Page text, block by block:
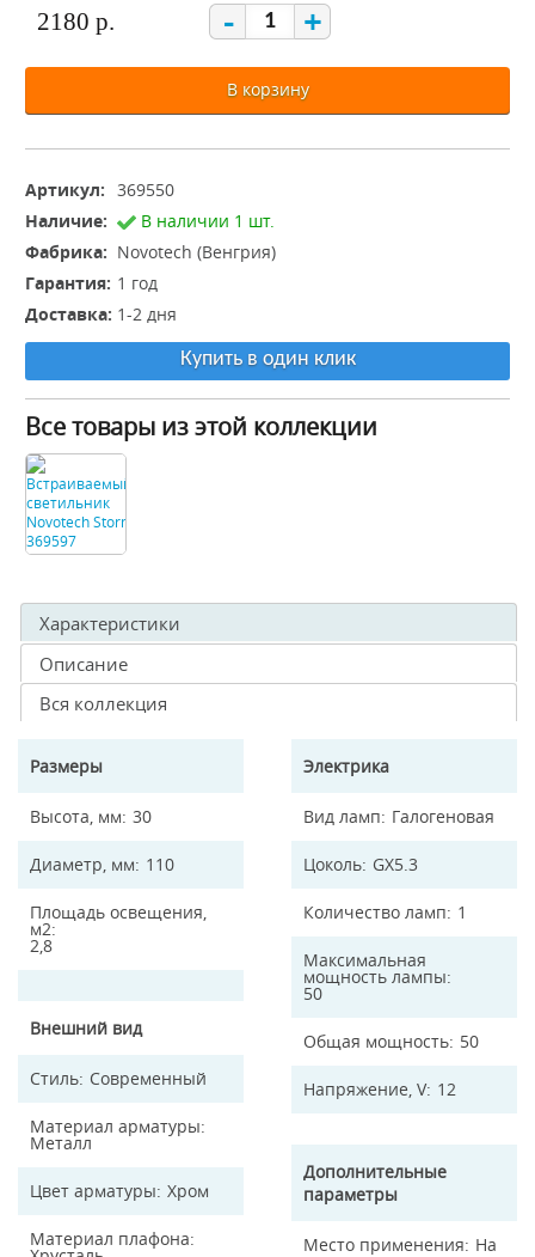
2180 р. - +
В корзину
Артикул: 369550
Наличие:
В наличии 1 шт.
Фабрика: Novotech (Венгрия)
Гарантия: 1 год
Доставка: 1-2 дня
Купить в один клик
Все товары из этой коллекции
Характеристики
Описание
Вся коллекция
Размеры
Высота, мм 30
Диаметр, мм 110
Площадь освещения,
м2
2,8
Внешний вид
Стиль Современный
Материал арматуры
Металл
Цвет арматуры Хром
Материал плафона
Электрика
Вид ламп Галогеновая
Цоколь GX5.3
Количество ламп 1
Максимальная
мощность лампы
50
Общая мощность 50
Напряжение, V 12
Дополнительные
параметры
Место применения На